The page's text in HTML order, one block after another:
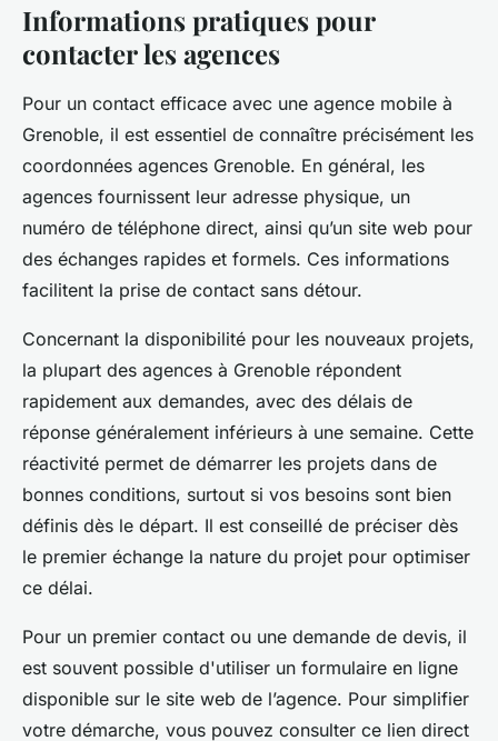
Informations pratiques pour
contacter les agences
Pour un contact efficace avec une agence mobile à
Grenoble, il est essentiel de connaître précisément les
coordonnées agences Grenoble. En général, les
agences fournissent leur adresse physique, un
numéro de téléphone direct, ainsi qu’un site web pour
des échanges rapides et formels. Ces informations
facilitent la prise de contact sans détour.
Concernant la disponibilité pour les nouveaux projets,
la plupart des agences à Grenoble répondent
rapidement aux demandes, avec des délais de
réponse généralement inférieurs à une semaine. Cette
réactivité permet de démarrer les projets dans de
bonnes conditions, surtout si vos besoins sont bien
définis dès le départ. Il est conseillé de préciser dès
le premier échange la nature du projet pour optimiser
ce délai.
Pour un premier contact ou une demande de devis, il
est souvent possible d'utiliser un formulaire en ligne
disponible sur le site web de l’agence. Pour simplifier
votre démarche, vous pouvez consulter ce lien direct